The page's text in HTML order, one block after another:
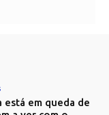
está em queda de